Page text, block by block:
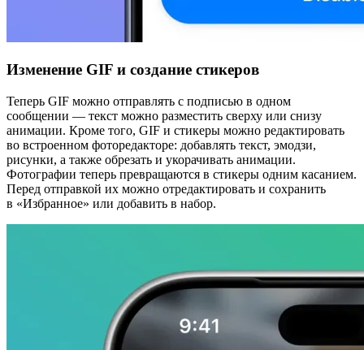
Изменение GIF и создание стикеров
Теперь GIF можно отправлять с подписью в одном
сообщении — текст можно разместить сверху или снизу
анимации. Кроме того, GIF и стикеры можно редактировать
во встроенном фоторедакторе: добавлять текст, эмодзи,
рисунки, а также обрезать и укорачивать анимации.
Фотографии теперь превращаются в стикеры одним касанием.
Перед отправкой их можно отредактировать и сохранить
в «Избранное» или добавить в набор.